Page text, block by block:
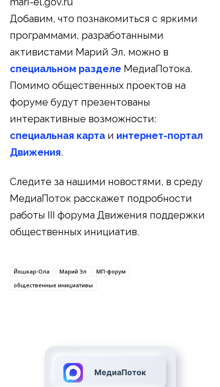
Добавим, что познакомиться с яркими
программами, разработанными
активистами Марий Эл, можно в
специальном разделе МедиаПотока.
Помимо общественных проектов на
форуме будут презентованы
интерактивные возможности:
специальная карта и интернет-портал
Движения.
Следите за нашими новостями, в среду
МедиаПоток расскажет подробности
работы III форума Движения поддержки
общественных инициатив.
Йошкар-Ола Марий Эл
МП-форум
общественные инициативы
МедиаПоток